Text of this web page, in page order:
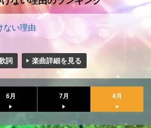
ない理由
詞 楽曲詳細を見る
6月 7月 8月